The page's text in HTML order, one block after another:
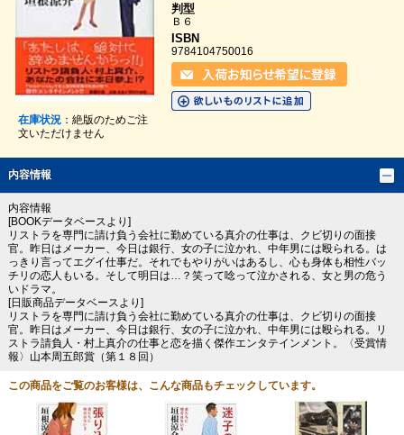
在庫状況：絶版のためご注
文いただけません
判型
Ｂ６
ISBN
9784104750016
内容情報
内容情報
[BOOKデータベースより]
リストラを専門に請け負う会社に勤めている真介の仕事は、クビ切りの面接
官。昨日はメーカー、今日は銀行、女の子に泣かれ、中年男には殴られる。は
っきり言ってエグイ仕事だ。それでもやりがいはあるし、心も身体も相性バッ
チリの恋人もいる。そして明日は…？笑って唸って泣かされる、女と男の危う
いドラマ。
[日販商品データベースより]
リストラを専門に請け負う会社に勤めている真介の仕事は、クビ切りの面接
官。昨日はメーカー、今日は銀行、女の子に泣かれ、中年男には殴られる。リ
ストラ請負人・村上真介の仕事と恋を描く傑作エンタテインメント。〈受賞情
報〉山本周五郎賞（第１８回）
この商品をご覧のお客様は、こんな商品もチェックしています。